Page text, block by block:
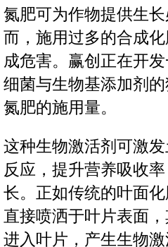
氮肥可为作物提供生
而，施用过多的合成
成危害。赢创正在开
细菌与生物基添加剂
氮肥的施用量。
这种生物激活剂可激
反应，提升营养吸收
长。正如传统的叶面
直接喷洒于叶片表面
进入叶片，产生生物